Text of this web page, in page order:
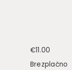
€11.00
Brezplačno